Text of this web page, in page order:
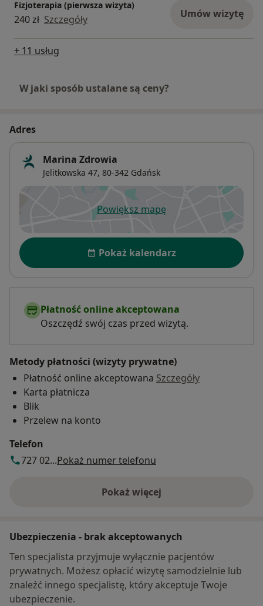
Fizjoterapia (pierwsza wizyta)
240 zł Szczegóły Umów wizytę
+ 11 usług
W jaki sposób ustalane są ceny?
Adres
Marina Zdrowia
Jelitkowska 47, 80-342 Gdańsk
Powiększ mapęotwiera się w nowej karcie
Dostępność
Pokaż kalendarz
Płatność online akceptowana
Oszczędź swój czas przed wizytą.
Metody płatności (wizyty prywatne)
Płatność online akceptowana Szczegóły
Karta płatnicza
Blik
Przelew na konto
Telefon
727 02...Pokaż numer telefonu
Pokaż więcej
o adresie
Ubezpieczenia - brak akceptowanych
Ten specjalista przyjmuje wyłącznie pacjentów
prywatnych. Możesz opłacić wizytę samodzielnie lub
znaleźć innego specjalistę, który akceptuje Twoje
ubezpieczenie.